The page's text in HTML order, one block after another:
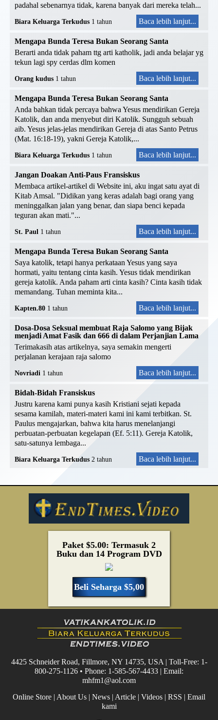
padahal sebenarnya tidak, karena banyak dari mereka telah...
Biara Keluarga Terkudus 1 tahun Baca lebih lanjut...
Mengapa Bunda Teresa Bukan Seorang Santa
Berarti anda tidak paham ttg arti katholik, jadi anda belajar yg
tekun lagi spy cerdas dlm komen
Orang kudus 1 tahun Baca lebih lanjut...
Mengapa Bunda Teresa Bukan Seorang Santa
Anda bahkan tidak percaya bahwa Yesus mendirikan Gereja
Katolik, dan anda menyebut diri Katolik. Sungguh sebuah
aib. Yesus jelas-jelas mendirikan Gereja di atas Santo Petrus
(Mat. 16:18-19), yakni Gereja Katolik,...
Biara Keluarga Terkudus 1 tahun Baca lebih lanjut...
Jangan Doakan Anti-Paus Fransiskus
Membaca artikel-artikel di Website ini, aku ingat satu ayat di
Kitab Amsal. "Didikan yang keras adalah bagi orang yang
meninggalkan jalan yang benar, dan siapa benci kepada
teguran akan mati."...
St. Paul 1 tahun Baca lebih lanjut...
Mengapa Bunda Teresa Bukan Seorang Santa
Saya katolik, tetapi hanya perkataan Yesus yang saya
hormati, yaitu tentang cinta kasih. Yesus tidak mendirikan
gereja katolik. Anda paham arti cinta kasih? Cinta kasih tidak
memandang. Tuhan meminta kita...
Kapten.80 1 tahun Baca lebih lanjut...
Dosa-Dosa Seksual membuat Raja Salomo yang Bijak
menjadi Amat Fasik dan 666 di dalam Perjanjian Lama
Terimakasih atas artikelnya, saya semakin mengerti
perjalanan kerajaan raja salomo
Novriadi 1 tahun Baca lebih lanjut...
Bidah-Bidah Fransiskus
Justru karena kami punya kasih Kristiani sejati kepada
sesama kamilah, materi-materi kami ini kami terbitkan. St.
Paulus mengajarkan, bahwa kita harus menelanjangi
perbuatan-perbuatan kegelapan (Ef. 5:11). Gereja Katolik,
satu-satunya lembaga...
Biara Keluarga Terkudus 2 tahun Baca lebih lanjut...
Paket $5.00: Termasuk 2
Buku dan 14 Program DVD
Beli Seharga $5,00
4425 Schneider Road, Fillmore, NY 14735, USA | Toll-Free: 1-
800-275-1126 • Phone: 1-585-567-4433 | Email:
mhfm1@aol.com
Online Store | About Us | News | Article | Videos | RSS | Email
kami